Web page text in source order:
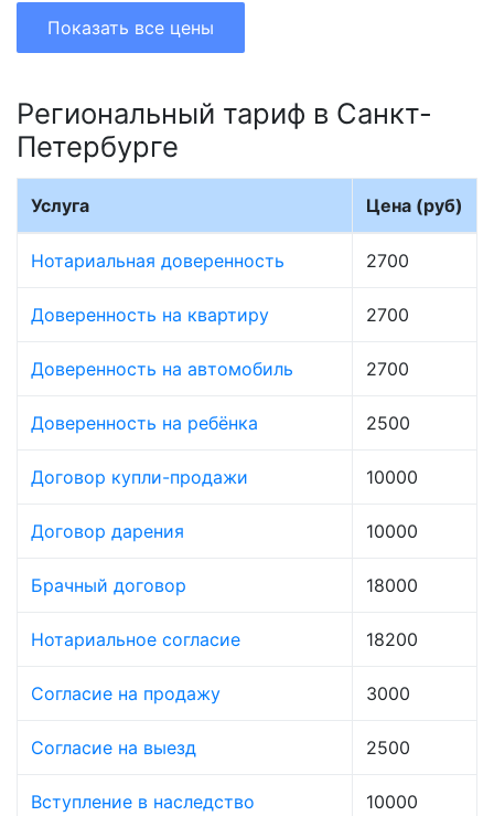
Показать все цены
Региональный тариф в Санкт-
Петербурге
Услуга Цена (руб)
Нотариальная доверенность 2700
Доверенность на квартиру 2700
Доверенность на автомобиль 2700
Доверенность на ребёнка 2500
Договор купли-продажи 10000
Договор дарения 10000
Брачный договор 18000
Нотариальное согласие 18200
Согласие на продажу 3000
Согласие на выезд 2500
Вступление в наследство 10000